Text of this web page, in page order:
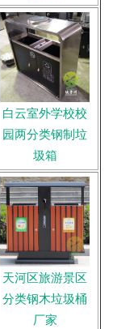
白云室外学校校
园两分类钢制垃
圾箱
天河区旅游景区
分类钢木垃圾桶
厂家